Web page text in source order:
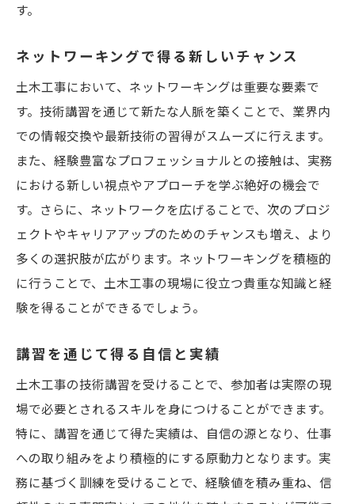
す。
ネットワーキングで得る新しいチャンス
土木工事において、ネットワーキングは重要な要素で
す。技術講習を通じて新たな人脈を築くことで、業界内
での情報交換や最新技術の習得がスムーズに行えます。
また、経験豊富なプロフェッショナルとの接触は、実務
における新しい視点やアプローチを学ぶ絶好の機会で
す。さらに、ネットワークを広げることで、次のプロジ
ェクトやキャリアアップのためのチャンスも増え、より
多くの選択肢が広がります。ネットワーキングを積極的
に行うことで、土木工事の現場に役立つ貴重な知識と経
験を得ることができるでしょう。
講習を通じて得る自信と実績
土木工事の技術講習を受けることで、参加者は実際の現
場で必要とされるスキルを身につけることができます。
特に、講習を通じて得た実績は、自信の源となり、仕事
への取り組みをより積極的にする原動力となります。実
務に基づく訓練を受けることで、経験値を積み重ね、信